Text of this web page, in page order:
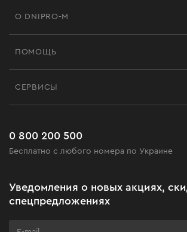
О DNIPRO-M
Черная пятница
ПОМОЩЬ
Часто задаваемые вопросы
СЕРВИСЫ
0 800 200 500
Бесплатно с любого номера по Украине
Уведомления о новых акциях,
спецпредложениях